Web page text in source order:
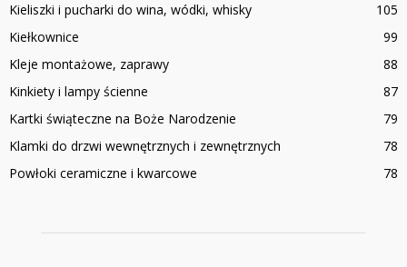
Kieliszki i pucharki do wina, wódki, whisky
105
Kiełkownice
99
Kleje montażowe, zaprawy
88
Kinkiety i lampy ścienne
87
Kartki świąteczne na Boże Narodzenie
79
Klamki do drzwi wewnętrznych i zewnętrznych
78
Powłoki ceramiczne i kwarcowe
78